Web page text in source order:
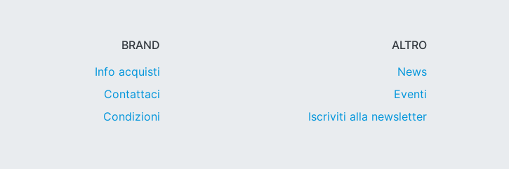
BRAND
Info acquisti
Contattaci
Condizioni
ALTRO
News
Eventi
Iscriviti alla newsletter